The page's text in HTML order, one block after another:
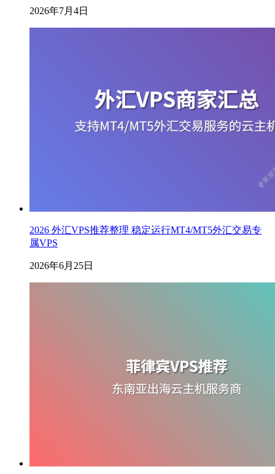
2026年7月4日
2026 外汇VPS推荐整理 稳定运行MT4/MT5外汇交易专
属VPS
2026年6月25日